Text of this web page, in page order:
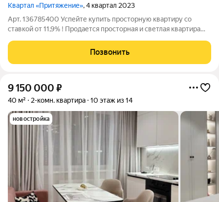
Квартал «Притяжение», 4 квартал 2023
Арт. 136785400 Успейте купить просторную квартиру cо
ставкой от 11,9% ! Продается просторная и светлая квартира
районе в ЖК Притяжение! Главный козырь - комнаты
полностью изолированы (каждая со
Позвонить
9 150 000 ₽
40 м² 2-комн. квартира 10 этаж из 14
новостройка